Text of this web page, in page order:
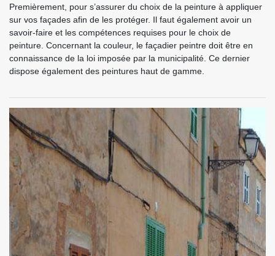
Premièrement, pour s’assurer du choix de la peinture à appliquer
sur vos façades afin de les protéger. Il faut également avoir un
savoir-faire et les compétences requises pour le choix de
peinture. Concernant la couleur, le façadier peintre doit être en
connaissance de la loi imposée par la municipalité. Ce dernier
dispose également des peintures haut de gamme.